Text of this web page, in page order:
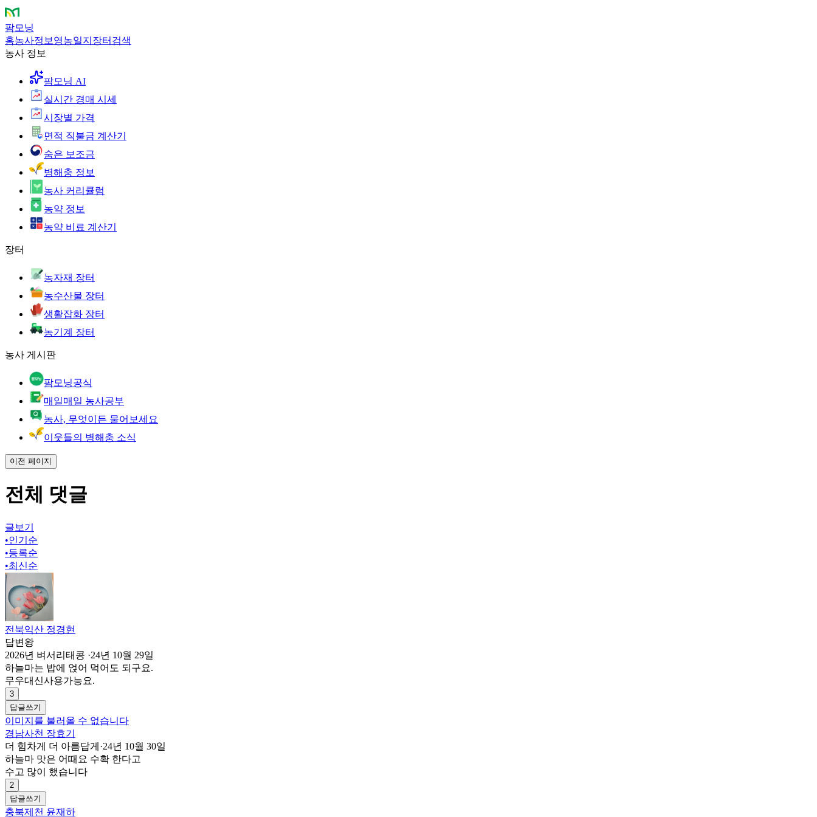
팜모닝
홈농사정보 영농일지 장터 검색
농사 정보
팜모닝 AI
실시간 경매 시세
시장별 가격
면적 직불금 계산기
숨은 보조금
병해충 정보
농사 커리큘럼
농약 정보
농약 비료 계산기
장터
농자재 장터
농수산물 장터
생활잡화 장터
농기계 장터
농사 게시판
팜모닝공식
매일매일 농사공부
농사, 무엇이든 물어보세요
이웃들의 병해충 소식
이전 페이지
전체 댓글
글보기
•인기순
•등록순
•최신순
전북익산 정경현
답변왕
2026년 벼서리태콩 ·24년 10월 29일
하늘마는 밥에 얹어 먹어도 되구요.
무우대신사용가능요.
3
답글쓰기
이미지를 불러올 수 없습니다
경남사천 장효기
더 힘차게 더 아름답게 ·24년 10월 30일
하늘마 맛은 어때요 수확 한다고
수고 많이 했습니다
2
답글쓰기
충북제천 윤재하